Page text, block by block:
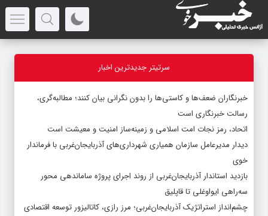
سرتیتر جدیدترین اخبار
خبرنگاران ضعف‌ها و کاستی‌ها را بدون نگرانی بیان کنند؛ مطالبه‌گری،
رسالت خبرنگاری است
اتحاد، رمز نجات امت اسلامی و زمینه‌ساز امنیت و معیشت است
دیدار مدیرعامل سازمان همیاری شهرداری‌های آذربایجان‌غربی با فرماندار
خوی
بازدید استاندار آذربایجان‌غربی از روند اجرای پروژه ساماندهی محور
سه‌راهی ایواوغلی تا قاپلیق
چشم‌انداز استراتژیک آذربایجان‌غربی؛ مرز رازی، کاتالیزور توسعه اقتصادی